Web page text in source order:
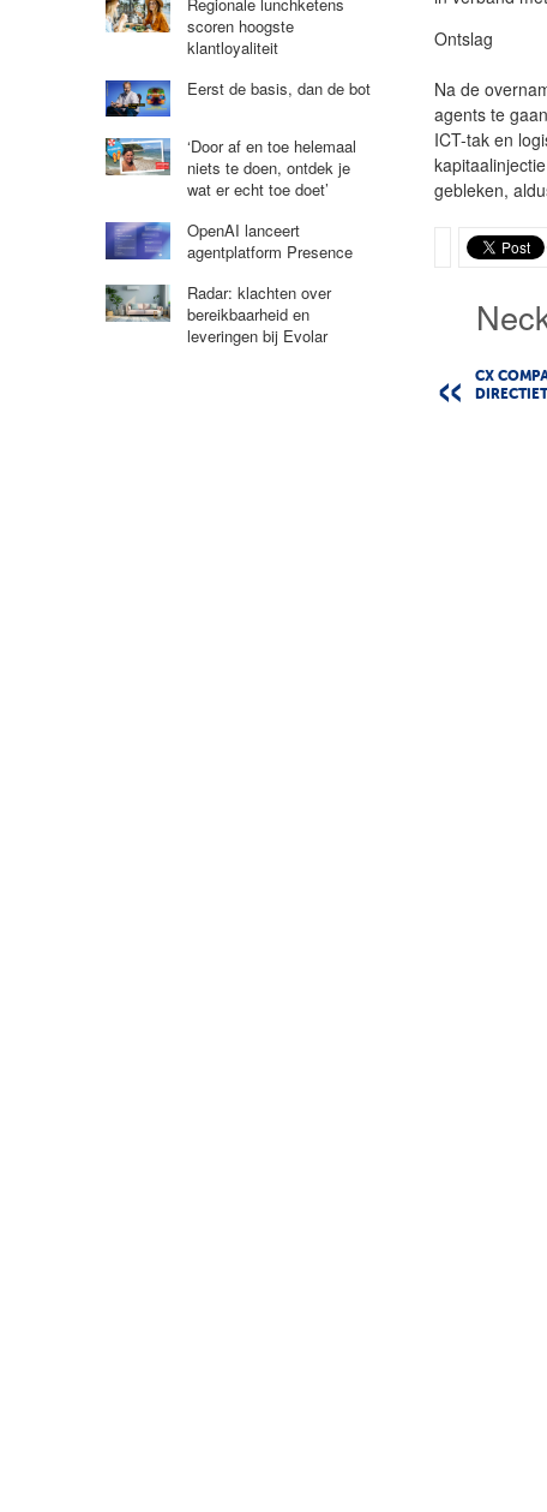
Ontslag
Na de
agents te
ICT-tak en
gebleken,
CX
scoren hoogste
klantloyaliteit
Eerst de basis, dan de bot
‘Door af en toe helemaal
niets te doen, ontdek je
wat er echt toe doet’
OpenAI lanceert
agentplatform Presence
Radar: klachten over
bereikbaarheid en
leveringen bij Evolar